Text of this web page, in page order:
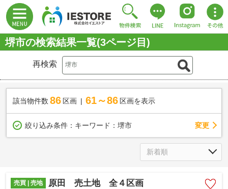
堺市の検索結果一覧(3ページ目)
再検索
該当物件数 86 区画 61～86 区画を表示
絞り込み条件： キーワード：堺市 変更
売買 | 売地 原田 売土地 全４区画